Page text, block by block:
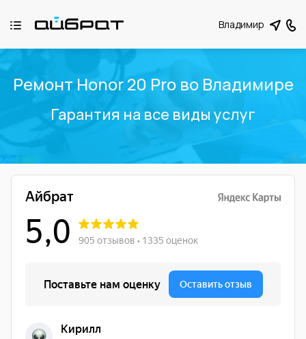
Владимир
Ремонт Honor 20 Pro во Владимире
Гарантия на все виды услуг